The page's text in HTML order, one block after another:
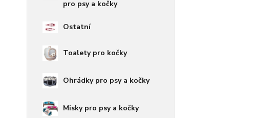
pro psy a kočky
Ostatní
Toalety pro kočky
Ohrádky pro psy a kočky
Misky pro psy a kočky